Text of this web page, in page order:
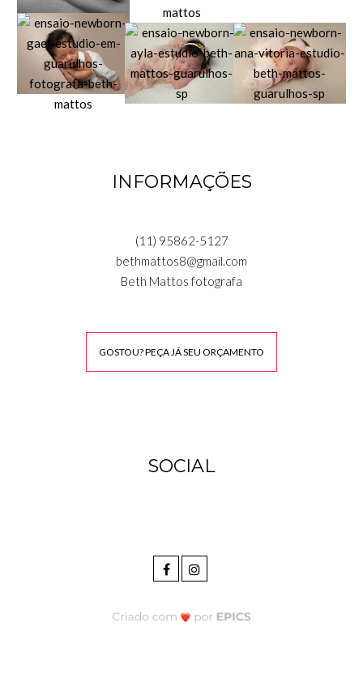
INFORMAÇÕES
(11) 95862-5127
bethmattos8@gmail.com
Beth Mattos fotografa
GOSTOU? PEÇA JÁ SEU ORÇAMENTO
SOCIAL